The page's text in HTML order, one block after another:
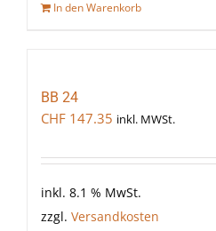
In den Warenkorb
BB 24
CHF 147.35 inkl. MWSt.
inkl. 8.1 % MwSt.
zzgl. Versandkosten